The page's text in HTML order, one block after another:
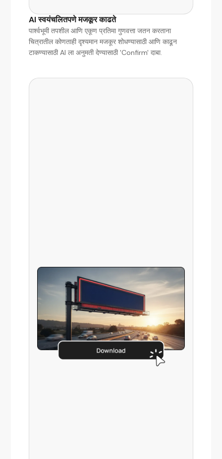
AI स्वयंचलितपणे मजकूर काढते
पार्श्वभूमी तपशील आणि एकूण प्रतिमा गुणवत्ता जतन करताना
चित्रातील कोणताही दृश्यमान मजकूर शोधण्यासाठी आणि काढून
टाकण्यासाठी AI ला अनुमती देण्यासाठी 'Confirm' दाबा.